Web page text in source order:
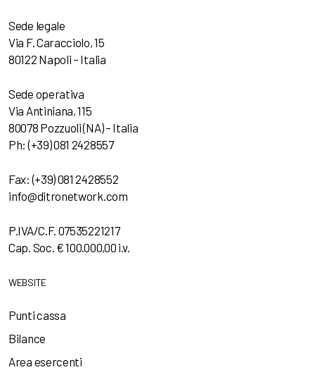
Sede legale
Via F. Caracciolo, 15
80122 Napoli – Italia
Sede operativa
Via Antiniana, 115
80078 Pozzuoli (NA) – Italia
Ph: (+39) 081 2428557
Fax: (+39) 081 2428552
info@ditronetwork.com
P.IVA/C.F. 07535221217
Cap. Soc. € 100.000,00 i.v.
WEBSITE
Punti cassa
Bilance
Area esercenti